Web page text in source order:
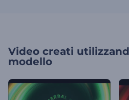
Video creati
modello